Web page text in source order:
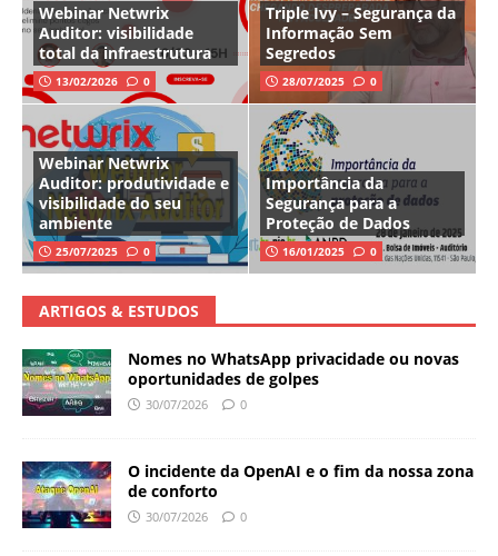
Webinar Netwrix
Auditor: visibilidade
total da infraestrutura
13/02/2026 0
Triple Ivy – Segurança da
Informação Sem
Segredos
28/07/2025 0
Webinar Netwrix
Auditor: produtividade e
visibilidade do seu
ambiente
25/07/2025 0
Importância da
Segurança para a
Proteção de Dados
16/01/2025 0
ARTIGOS & ESTUDOS
Nomes no WhatsApp privacidade ou novas
oportunidades de golpes
30/07/2026 0
O incidente da OpenAI e o fim da nossa zona
de conforto
30/07/2026 0